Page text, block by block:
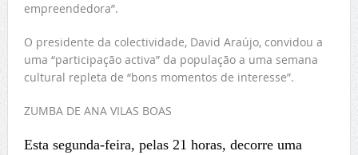
empreendedora”.
O presidente da colectividade, David Araújo, convidou a
uma “participação activa” da população a uma semana
cultural repleta de “bons momentos de interesse”.
ZUMBA DE ANA VILAS BOAS
Esta segunda-feira, pelas 21 horas, decorre uma